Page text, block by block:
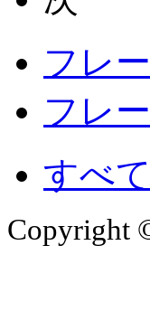
フレ
フレ
すべ
Copyright